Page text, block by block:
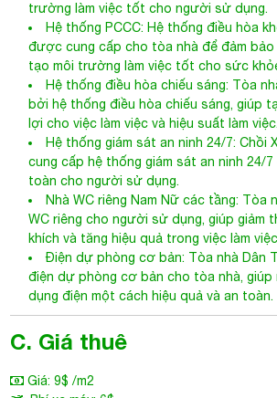
trường làm việc tốt cho người sử dụng.
Hệ thống PCCC: Hệ thống điều hòa
được cung cấp cho tòa nhà để đảm bảo
tạo môi trường làm việc tốt cho sức
Hệ thống điều hòa chiếu sáng: Tòa
bởi hệ thống điều hòa chiếu sáng, giúp
lợi cho việc làm việc và hiệu suất làm việc.
Hệ thống giám sát an ninh 24/7: Chồi
cung cấp hệ thống giám sát an ninh 24/
toàn cho người sử dụng.
Nhà WC riêng Nam Nữ các tầng: Tòa
WC riêng cho người sử dụng, giúp giảm
khích và tăng hiệu quả trong việc làm
Điện dự phòng cơ bản: Tòa nhà Dân
điện dự phòng cơ bản cho tòa nhà,
dụng điện một cách hiệu quả và an toàn.
C. Giá thuê
Giá: 9$ /m2